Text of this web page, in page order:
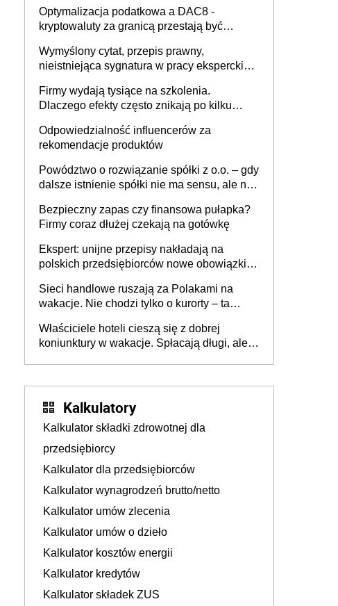
Optymalizacja podatkowa a DAC8 -
kryptowaluty za granicą przestają być
Wymyślony cytat, przepis prawny,
nieistniejąca sygnatura w pracy eksperckiej -
firmie
Firmy wydają tysiące na szkolenia.
Dlaczego efekty często znikają po kilku
Odpowiedzialność influencerów za
rekomendacje produktów
Powództwo o rozwiązanie spółki z o.o. – gdy
dalsze istnienie spółki nie ma sensu, ale nie
Bezpieczny zapas czy finansowa pułapka?
Firmy coraz dłużej czekają na gotówkę
Ekspert: unijne przepisy nakładają na
polskich przedsiębiorców nowe obowiązki w
Sieci handlowe ruszają za Polakami na
wakacje. Nie chodzi tylko o kurorty – ta
tam, gdzie wielu spędzi urlop po cichu
Właściciele hoteli cieszą się z dobrej
koniunktury w wakacje. Spłacają długi, ale
Kalkulatory
Kalkulator składki zdrowotnej dla
przedsiębiorcy
Kalkulator dla przedsiębiorców
Kalkulator wynagrodzeń brutto/netto
Kalkulator umów zlecenia
Kalkulator umów o dzieło
Kalkulator kosztów energii
Kalkulator kredytów
Kalkulator składek ZUS